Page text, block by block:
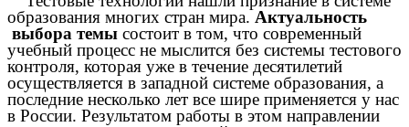
образования многих стран мира.Актуальность
выбора темы состоит в том, что современный
учебный процесс не мыслится без системы тестового
контроля, которая уже в течение десятилетий
осуществляется в западной системе образования, а
последние несколько лет все шире применяется у нас
в России. Результатом работы в этом направлении